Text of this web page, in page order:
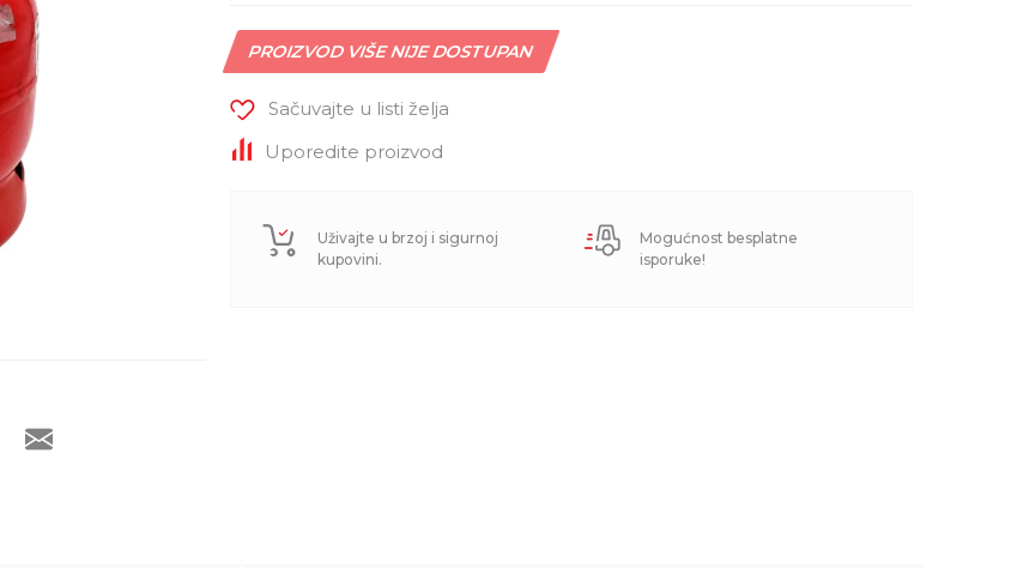
PROIZVOD VIŠE NIJE DOSTUPAN
Sačuvajte u listi želja
Uporedite proizvod
Uživajte u brzoj i sigurnoj
kupovini.
Mogućnost besplatne
isporuke!